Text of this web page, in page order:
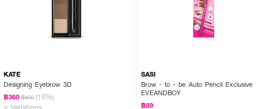
KATE
Designing Eyebrow 3D
฿360 ฿400 (10%)
2 Variations
SASI
Brow - to - be Auto Pencil Exclusive
EVEANDBOY
฿89